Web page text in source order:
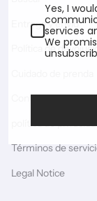
Entrega y envío
Política de
Contáctenos
Términos de
Legal Notice
Yes, I
services
We